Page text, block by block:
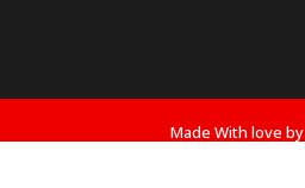
Made With love by